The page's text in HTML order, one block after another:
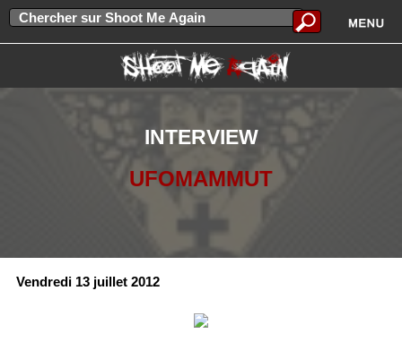
INTERVIEW
UFOMAMMUT
Vendredi 13 juillet 2012